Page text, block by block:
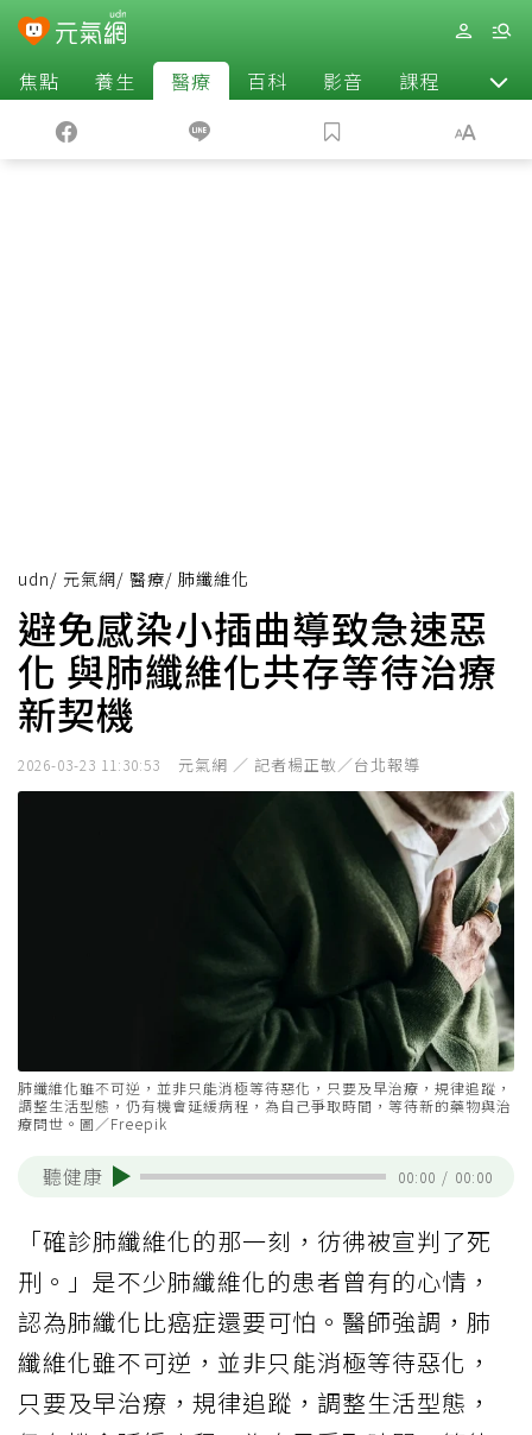
焦點 養生 醫療 百科 影音 課程 退休
udn/ 元氣網/ 醫療/ 肺纖維化
避免感染小插曲導致急速惡
化 與肺纖維化共存等待治療
新契機
2026-03-23 11:30:53 元氣網 ／ 記者楊正敏／台北報導
肺纖維化雖不可逆，並非只能消極等待惡化，只要及早治療，規律追蹤，
調整生活型態，仍有機會延緩病程，為自己爭取時間，等待新的藥物與治
療問世。圖／Freepik
聽健康 00:00 / 00:00
「確診肺纖維化的那一刻，彷彿被宣判了死
刑。」是不少肺纖維化的患者曾有的心情，
認為肺纖化比癌症還要可怕。醫師強調，肺
纖維化雖不可逆，並非只能消極等待惡化，
只要及早治療，規律追蹤，調整生活型態，